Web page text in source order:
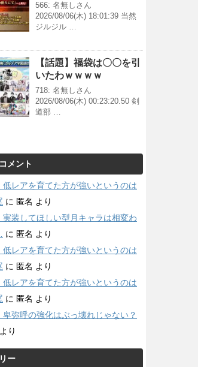
566: 名無しさん
2026/08/06(木) 18:01:39 当然
ジルジル …
【話題】福袋は〇〇を引
いたわｗｗｗｗ
718: 名無しさん
2026/08/06(木) 00:23:20.50 剣
道部 …
メント
低レアを育てた方が強いというのは
に 匿名 より
実装してほしい型月キャラは相変わ
に 匿名 より
低レアを育てた方が強いというのは
に 匿名 より
低レアを育てた方が強いというのは
に 匿名 より
卑弥呼の強化はぶっ壊れじゃない？
より
ー